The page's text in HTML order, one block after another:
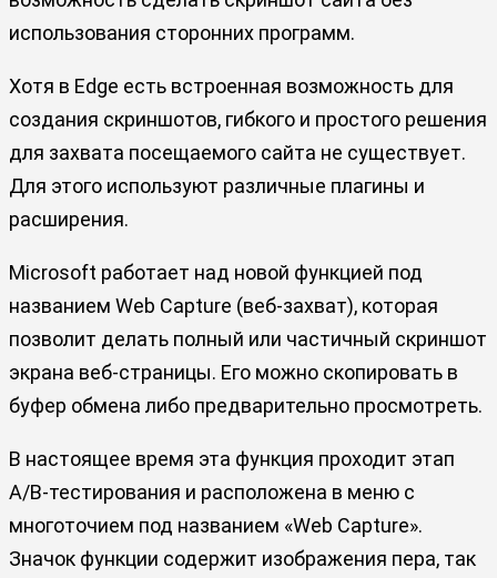
использования сторонних программ.
Хотя в Edge есть встроенная возможность для
создания скриншотов, гибкого и простого решения
для захвата посещаемого сайта не существует.
Для этого используют различные плагины и
расширения.
Microsoft работает над новой функцией под
названием Web Capture (веб-захват), которая
позволит делать полный или частичный скриншот
экрана веб-страницы. Его можно скопировать в
буфер обмена либо предварительно просмотреть.
В настоящее время эта функция проходит этап
A/B-тестирования и расположена в меню с
многоточием под названием «Web Capture».
Значок функции содержит изображения пера, так